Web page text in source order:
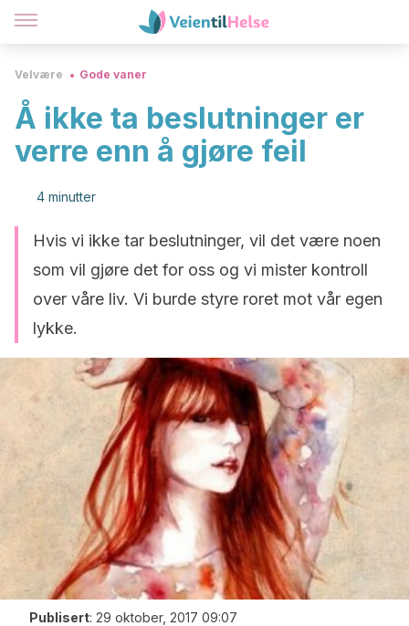
Velvære Gode vaner
Å ikke ta beslutninger er
verre enn å gjøre feil
4 minutter
Hvis vi ikke tar beslutninger, vil det være noen
som vil gjøre det for oss og vi mister kontroll
over våre liv. Vi burde styre roret mot vår egen
lykke.
Publisert: 29 oktober, 2017 09:07